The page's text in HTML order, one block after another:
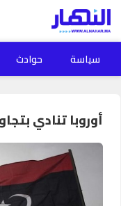
سياسة حوادث
أوروبا تنادي